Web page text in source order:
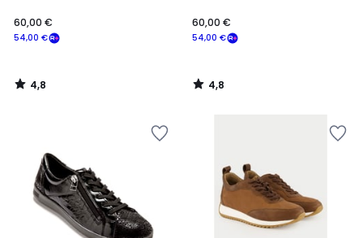
54,00 €
60,00 €
4,8
/
54,00 €
60,00 €
4,8
/